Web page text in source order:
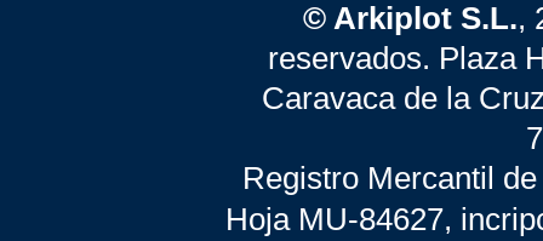
© Arkiplot S.L.,
reservados. Plaza
Caravaca de la
Registro Mercantil
Hoja MU-84627,